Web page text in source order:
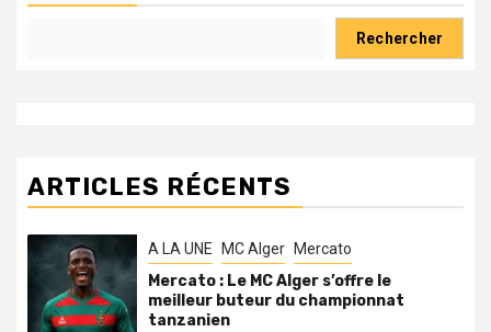
Rechercher
ARTICLES RÉCENTS
A LA UNE MC Alger Mercato
Mercato : Le MC Alger s’offre le
meilleur buteur du championnat
tanzanien